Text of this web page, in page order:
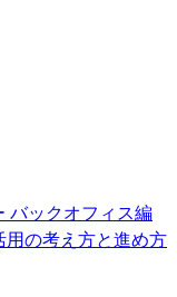
バックオフィス編
用の考え方と進め方